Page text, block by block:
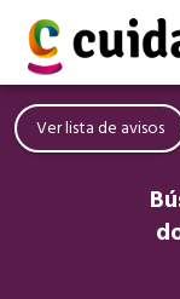
Ver lista de avisos